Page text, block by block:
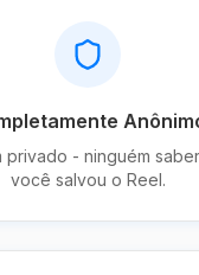
privado - ninguém
você salvou o Reel.